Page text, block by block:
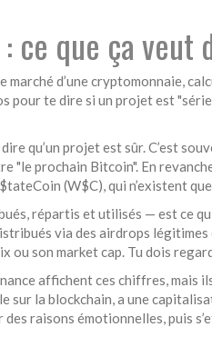
ce que ça
marché d’une cryptomonnaie,
pour te dire si un projet est
qu’un projet est sûr. C’est
"le prochain Bitcoin". En
(W$C), qui n’existent
répartis et utilisés — est ce
via des airdrops légitimes
ou son market cap. Tu dois
affichent ces chiffres, mais
la blockchain, a une
raisons émotionnelles, puis